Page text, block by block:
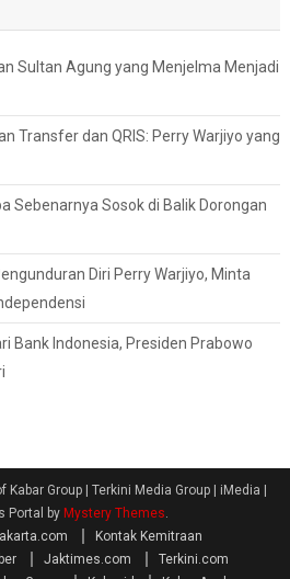
Sultan Agung yang Menjelma Menjadi
Transfer dan QRIS: Perry Warjiyo yang
Sebenarnya Sosok di Balik Dorongan
Diri Perry Warjiyo, Minta
Bank Indonesia, Presiden Prabowo
Group | Terkini Media Group | iMedia
Portal by Mystery Themes.
Kontak Kemitraan
Jaktimes.com
Terkini.com